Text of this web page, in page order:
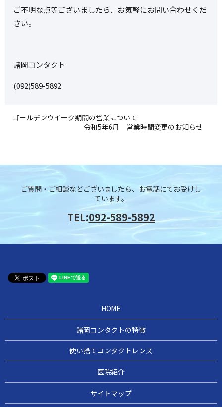
ご不明な点等ございましたら、お気軽にお問い合わせくだ
さい。
諸岡コンタクト
(092)589-5892
ゴールデンウイーク期間の営業について
令和5年6月 営業時間変更のお知らせ
ご質問・ご相談などございましたら、お電話にてお受けし
ています。
TEL:092-589-5892
HOME
諸岡コンタクトの特徴
使い捨てコンタクトレンズ
医院紹介
サイトマップ